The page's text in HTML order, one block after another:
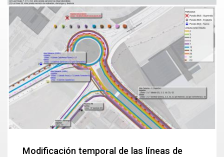
Modificación temporal de las líneas de